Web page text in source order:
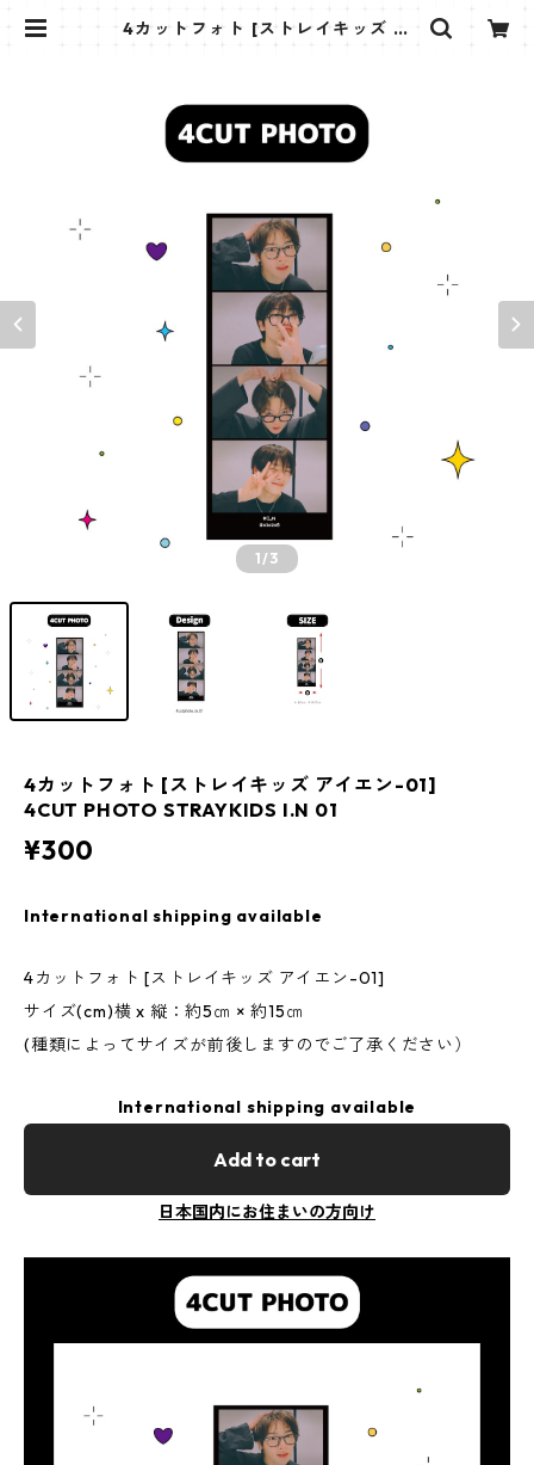
4カットフォト [ストレイキッズ ア
1/3
4カットフォト [ストレイキッズ アイエン-01]
4CUT PHOTO STRAYKIDS I.N 01
¥300
International shipping available
4カットフォト [ストレイキッズ アイエン-01]
サイズ(cm)横 x 縦：約5㎝ × 約15㎝
(種類によってサイズが前後しますのでご了承ください）
International shipping available
Add to cart
日本国内にお住まいの方向け